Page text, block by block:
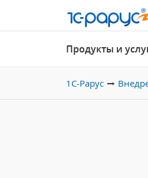
Продукты и
1С-Рарус